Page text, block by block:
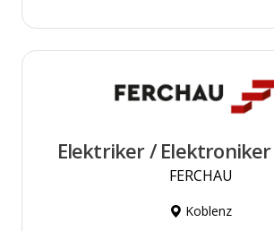
Elektriker /
FERCHAU
Koblenz